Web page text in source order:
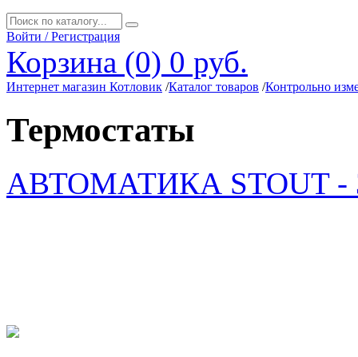
Войти / Регистрация
Корзина (0) 0 руб.
Интернет магазин Котловик /Каталог товаров /Контрольно
Термостаты
АВТОМАТИКА STOUT